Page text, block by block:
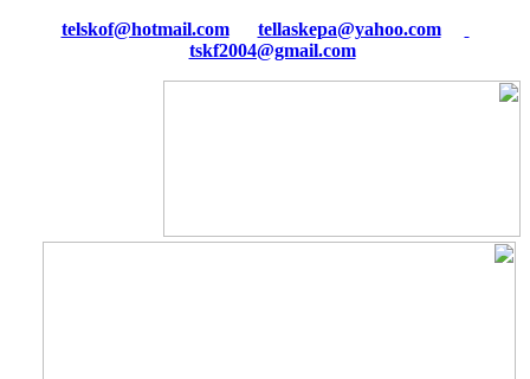
tellaskepa@yahoo.com
tskf2004@gmail.com